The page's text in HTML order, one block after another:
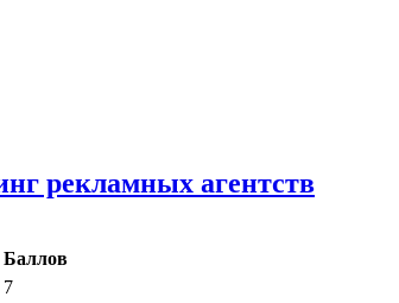
рекламных агентств
Баллов
7